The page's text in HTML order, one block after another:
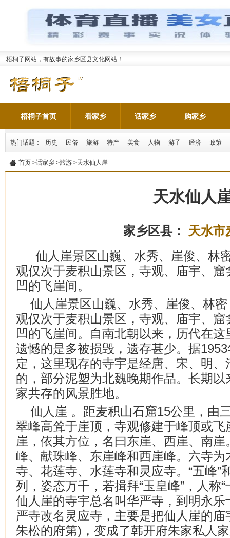
梧桐子网站，有故事的家乡区县文化网站！
梧桐子首页 看家乡 话家乡 购家乡
热门话题： 历史 民俗 旅游 特产 美食 人物 游子 经济 政策
首页 >话家乡 >旅游 >天水仙人崖
天水仙人
家乡区县： 天水市
仙人崖景区山巍、水秀、崖俊、林
观仅次于麦积山景区，寺观、庙宇、
凹的飞崖间。
仙人崖景区山巍、水秀、崖俊、林
观仅次于麦积山景区，寺观、庙宇、
凹的飞崖间。自南北朝以来，历代在
遗憾的是多被损毁，遗存甚少。据
定，这里现存的寺宇是经唐、宋、明
的，部分泥塑为北魏晚期作品。长期
家共存的风景胜地。
仙人崖 。距麦积山石窟15公里，由
翠峰高耸于崖顶，寺观修建于峰顶或
崖，依其方位，名曰东崖、西崖、南
峰、献珠峰、东崖峰和西崖峰。六寺
寺、花莲寺、水莲寺和灵应寺。“五峰”
列，姿态万千，若揖拜“玉皇峰”，人称
仙人崖的寺宇总名叫华严寺，到明永
严寺改名灵应寺，主要是把仙人崖的
朱松的府第)，变成了韩开府朱家私人